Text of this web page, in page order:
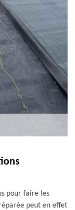
pour faire les
peut en effet